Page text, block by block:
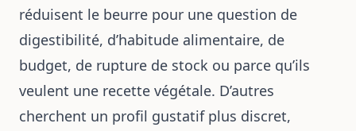
réduisent le beurre pour une question de
digestibilité, d’habitude alimentaire, de
budget, de rupture de stock ou parce qu’ils
veulent une recette végétale. D’autres
cherchent un profil gustatif plus discret,